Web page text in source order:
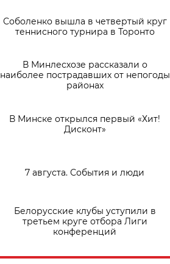
Соболенко вышла в четвертый круг
теннисного турнира в Торонто
В Минлесхозе рассказали о
наиболее пострадавших от непогоды
районах
В Минске открылся первый «Хит!
Дисконт»
7 августа. События и люди
Белорусские клубы уступили в
третьем круге отбора Лиги
конференций